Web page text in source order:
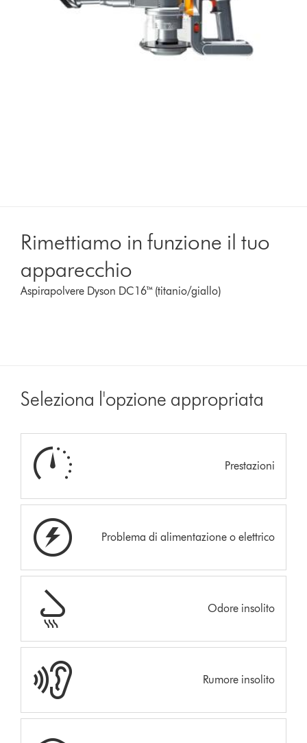
Rimettiamo in funzione il tuo
apparecchio
Aspirapolvere Dyson DC16™ (titanio/giallo)
Seleziona l'opzione appropriata
Prestazioni
Problema di alimentazione o elettrico
Odore insolito
Rumore insolito